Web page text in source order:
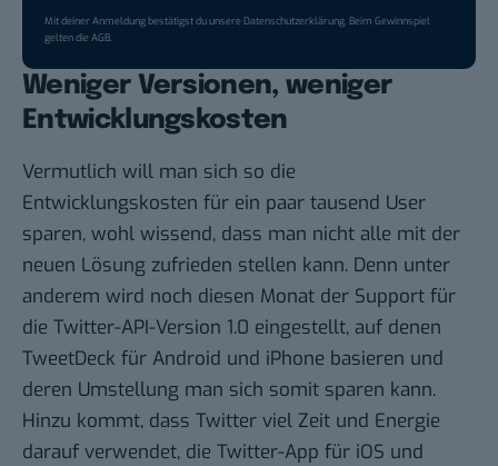
Mit deiner Anmeldung bestätigst du unsere Datenschutzerklärung. Beim Gewinnspiel
gelten dieAGB.
Weniger Versionen, weniger
Entwicklungskosten
Vermutlich will man sich so die
Entwicklungskosten für ein paar tausend User
sparen, wohl wissend, dass man nicht alle mit der
neuen Lösung zufrieden stellen kann. Denn unter
anderem wird noch diesen Monat der Support für
die Twitter-API-Version 1.0 eingestellt, auf denen
TweetDeck für Android und iPhone basieren und
deren Umstellung man sich somit sparen kann.
Hinzu kommt, dass Twitter viel Zeit und Energie
darauf verwendet, die Twitter-App für iOS und